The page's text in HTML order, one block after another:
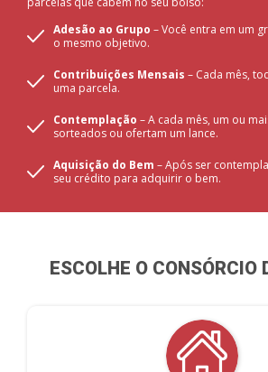
Adesão ao Grupo – Você entra em um
o mesmo objetivo.
Contribuições Mensais – Cada mês,
uma parcela.
Contemplação – A cada mês, um ou
sorteados ou ofertam um lance.
Aquisição do Bem – Após ser
seu crédito para adquirir o bem.
ESCOLHE O CONSÓRCIO